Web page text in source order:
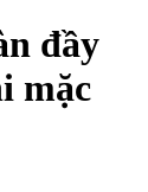
đầy
mặc